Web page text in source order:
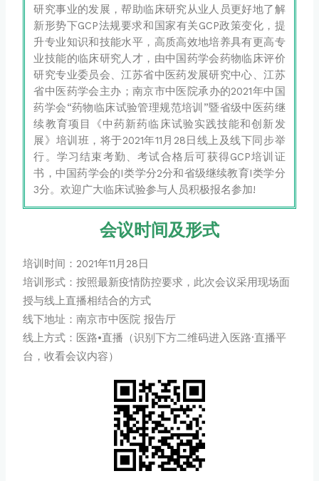
研究事业的发展，帮助临床研究从业人员更好地了解
新形势下GCP法规要求和国家有关GCP政策变化，提
升专业知识和技能水平，高质高效地培养具有更高专
业技能的临床研究人才，由中国药学会药物临床评价
研究专业委员会、江苏省中医药发展研究中心、江苏
省中医药学会主办；南京市中医院承办的2021年中国
药学会“药物临床试验管理规范培训”暨省级中医药继
续教育项目《中药新药临床试验实践技能和创新发
展》培训班，将于2021年11月28日线上及线下同步举
行。学习结束考勤、考试合格后可获得GCP培训证
书，中国药学会的I类学分2分和省级继续教育I类学分
3分。欢迎广大临床试验参与人员积极报名参加!
会议时间及形式
培训时间：2021年11月28日
培训形式：按照最新疫情防控要求，此次会议采用现场面
授与线上直播相结合的方式
线下地址：南京市中医院 报告厅
线上方式：医路•直播（识别下方二维码进入医路·直播平
台，收看会议内容）